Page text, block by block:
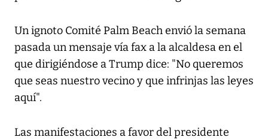
Un ignoto Comité Palm Beach envió la semana
pasada un mensaje vía fax a la alcaldesa en el
que dirigiéndose a Trump dice: "No queremos
que seas nuestro vecino y que infrinjas las leyes
aquí".
Las manifestaciones a favor del presidente